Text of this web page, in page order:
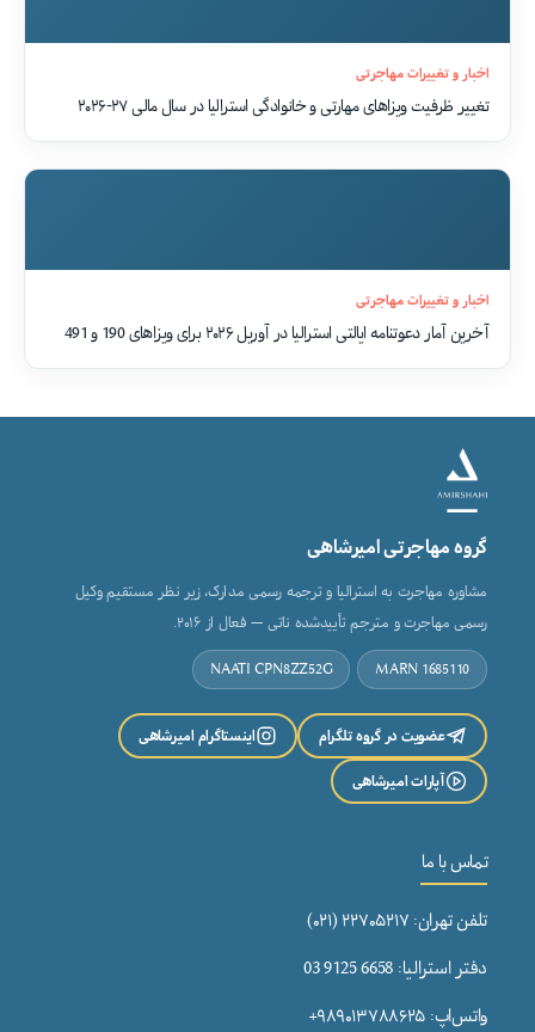
اخبار و تغییرات مهاجرتی
تغییر ظرفیت ویزاهای مهارتی و خانوادگی استرالیا در سال مالی ۲۷-۲۰۲۶
اخبار و تغییرات مهاجرتی
آخرین آمار دعوتنامه ایالتی استرالیا در آوریل ۲۰۲۶ برای ویزاهای 190 و 491
گروه مهاجرتی امیرشاهی
مشاوره مهاجرت به استرالیا و ترجمه رسمی مدارک، زیر نظر مستقیم وکیل
رسمی مهاجرت و مترجم تأییدشده ناتی — فعال از ۲۰۱۶.
MARN 1685110
NAATI CPN8ZZ52G
عضویت در گروه تلگرام اینستاگرام امیرشاهی
آپارات امیرشاهی
تماس با ما
تلفن تهران: ۲۲۷۰۵۲۱۷ (۰۲۱)
دفتر استرالیا: 6658 9125 03
واتس‌اپ: ۹۸۹۰۱۳۷۸۸۶۲۵+